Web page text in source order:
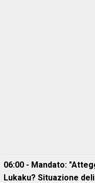
06:00 - Mandato:
Lukaku? Situazione